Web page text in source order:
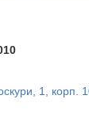
1, корп.